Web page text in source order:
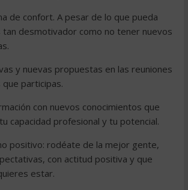
de confort. A pesar de lo que pueda
tan desmotivador como no tener nuevos
y nuevas propuestas en las reuniones
participas.
con nuevos conocimientos que
capacidad profesional y tu potencial.
positivo: rodéate de la mejor gente,
con actitud positiva y que
estar.